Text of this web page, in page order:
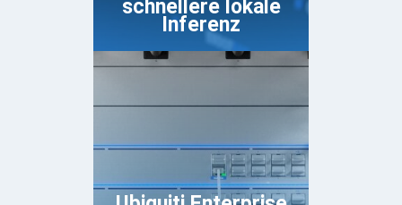
schnellere lokale
Inferenz